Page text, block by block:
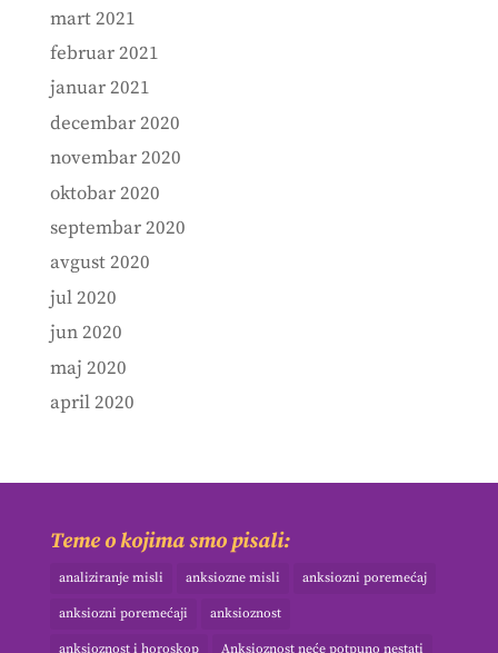
mart 2021
februar 2021
januar 2021
decembar 2020
novembar 2020
oktobar 2020
septembar 2020
avgust 2020
jul 2020
jun 2020
maj 2020
april 2020
Teme o kojima smo pisali:
analiziranje misli anksiozne misli anksiozni poremećaj
anksiozni poremećaji anksioznost
anksioznost i horoskop Anksioznost neće potpuno nestati